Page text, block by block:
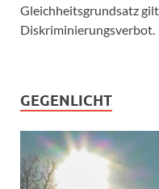
Gleichheitsgrundsatz
Diskriminierungsverbot.
GEGENLICHT